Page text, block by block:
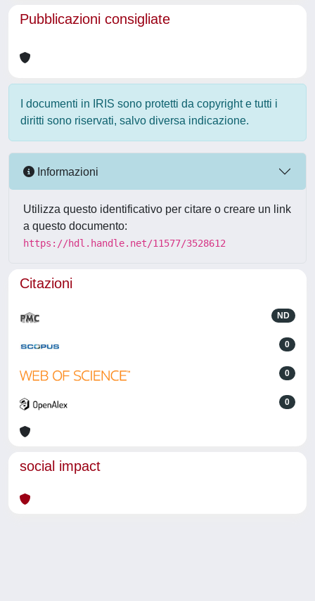
Pubblicazioni consigliate
I documenti in IRIS sono protetti da copyright e tutti i
diritti sono riservati, salvo diversa indicazione.
Informazioni
Utilizza questo identificativo per citare o creare un link
a questo documento:
https://hdl.handle.net/11577/3528612
Citazioni
ND
0
0
0
social impact